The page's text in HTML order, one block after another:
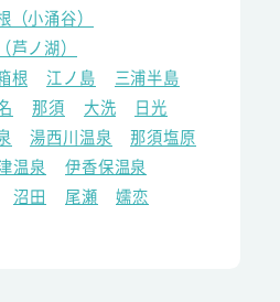
（小涌谷）
芦ノ湖）
根 江ノ島
三浦半島
那須 大洗
日光
湯西川温泉
那須塩原
温泉
伊香保温泉
沼田 尾瀬
嬬恋